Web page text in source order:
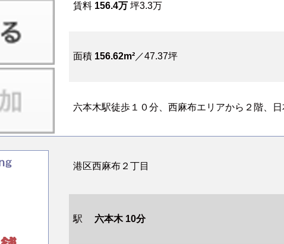
賃料 156.4万坪3.3万
面積 156.62m²／47.37坪
六本木駅徒歩１０分、西麻布エリアから２階、
港区西麻布２丁目
駅 六本木 10分